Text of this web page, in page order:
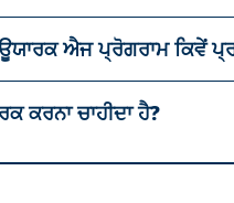
ਐਜ ਪ੍ਰੋਗਰਾਮ ਕਿਵੇਂ
ਕਰਨਾ ਚਾਹੀਦਾ ਹੈ?